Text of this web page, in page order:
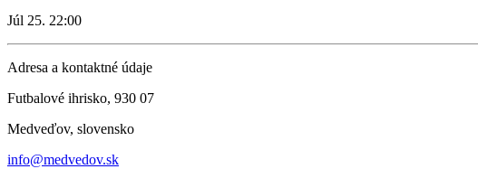
Júl 25. 22:00
Adresa a kontaktné údaje
Futbalové ihrisko, 930 07
Medveďov, slovensko
info@medvedov.sk